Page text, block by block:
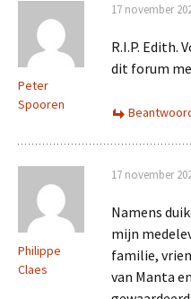
Peter
Spooren
17 november
R.I.P. Edith.
dit forum
Philippe
Claes
17 november
Namens
mijn
familie,
van Manta